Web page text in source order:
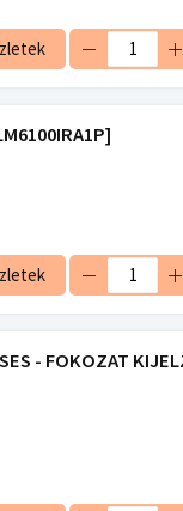
- FOKOZAT